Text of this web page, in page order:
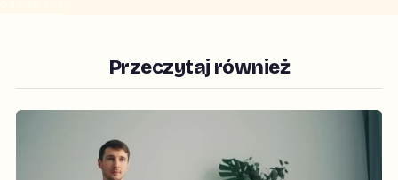
Przeczytaj również